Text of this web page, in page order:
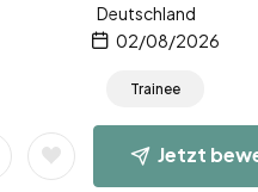
Deutschland
02/08/2026
Trainee
Jetzt